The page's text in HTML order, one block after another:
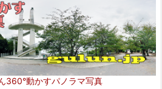
360°動かすパノラマ写真